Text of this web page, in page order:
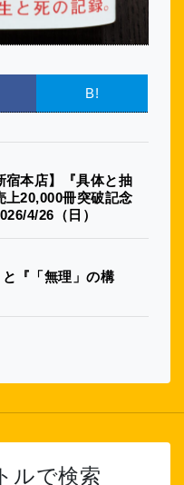
B!
宿本店】『具体と抽
上20,000冊突破記念
4/26（日）
と『「無理」の構
ルで検索